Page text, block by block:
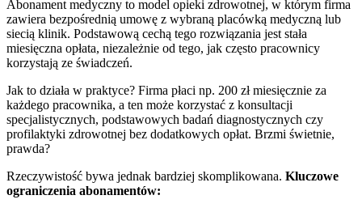
Abonament medyczny to model opieki zdrowotnej, w którym firma
zawiera bezpośrednią umowę z wybraną placówką medyczną lub
siecią klinik. Podstawową cechą tego rozwiązania jest stała
miesięczna opłata, niezależnie od tego, jak często pracownicy
korzystają ze świadczeń.
Jak to działa w praktyce? Firma płaci np. 200 zł miesięcznie za
każdego pracownika, a ten może korzystać z konsultacji
specjalistycznych, podstawowych badań diagnostycznych czy
profilaktyki zdrowotnej bez dodatkowych opłat. Brzmi świetnie,
prawda?
Rzeczywistość bywa jednak bardziej skomplikowana. Kluczowe
ograniczenia abonamentów: